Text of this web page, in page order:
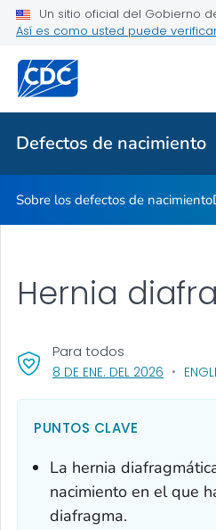
Un sitio oficial del Gobierno
Así es como usted puede
Defectos de nacimiento
Mes de Concientización
Temas relacionados
Defectos De Nacimiento
Sobre los defectos de nacimiento
Hernia
8 DE ENE. DEL 2026 , VISIT
Para todos
PUNTOS CLAVE
La hernia
nacimiento en el que
diafragma.